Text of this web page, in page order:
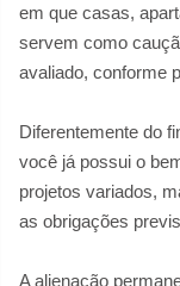
em que casas,
servem como
avaliado, conforme
Diferentemente do
você já possui o
projetos variados,
as obrigações
A alienação